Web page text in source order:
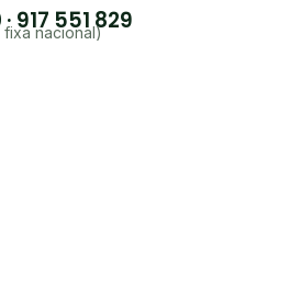
917 551 829
fixa nacional)